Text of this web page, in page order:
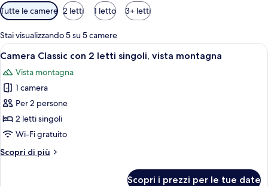
Filtri
disponibili
per
le
camere
Tutte le camere 2 letti 1 letto 3+ letti
Stai visualizzando 5 su 5 camere
Apri
tutte
le
foto
per
Camera
Classic
2
Camera d'hotel con due letti, una
1
Camera Classic con 2 letti singoli, vista montagna
Vista montagna
1 camera
Per 2 persone
2 letti singoli
Wi-Fi gratuito
Scopri di più
Altri
Scopri i prezzi per le tue date